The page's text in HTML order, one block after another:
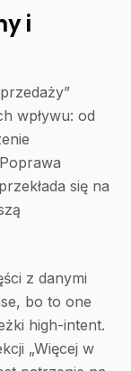
i
wpływu: od
się na
z danymi
bo to one
high-intent.
„Więcej w